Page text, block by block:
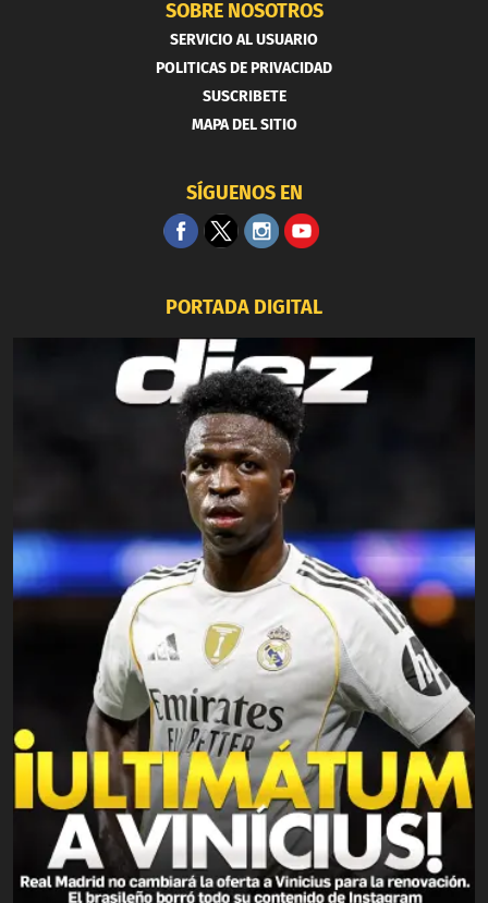
SOBRE NOSOTROS
SERVICIO AL USUARIO
POLITICAS DE PRIVACIDAD
SUSCRIBETE
MAPA DEL SITIO
SÍGUENOS EN
PORTADA DIGITAL